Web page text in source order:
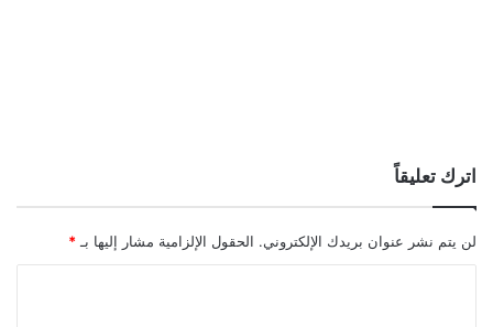
اترك تعليقاً
لن يتم نشر عنوان بريدك الإلكتروني. الحقول الإلزامية مشار إليها بـ *